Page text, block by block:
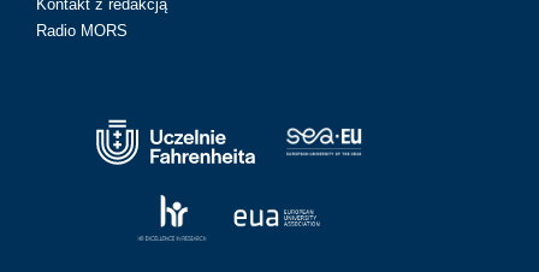
Kontakt z redakcją
Radio MORS